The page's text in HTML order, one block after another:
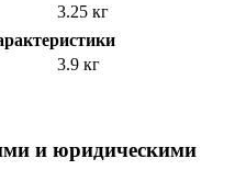
3.25 кг
3.9 кг
и юридическими